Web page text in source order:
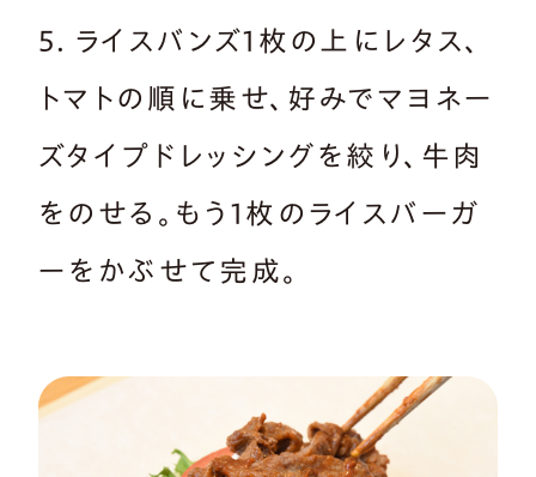
5．ライスバンズ1枚の上にレタス、
トマトの順に乗せ、好みでマヨネー
ズタイプドレッシングを絞り、牛肉
をのせる。もう1枚のライスバーガ
ーをかぶせて完成。